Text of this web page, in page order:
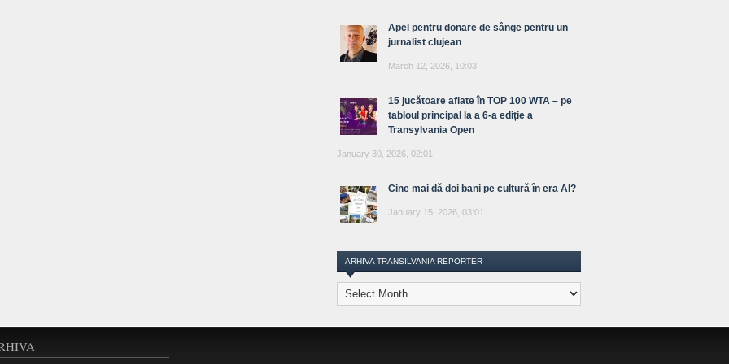
Apel pentru donare de sânge pentru un
jurnalist clujean
March 12, 2026, 10:03
15 jucătoare aflate în TOP 100 WTA – pe
tabloul principal la a 6-a ediție a
Transylvania Open
January 30, 2026, 02:01
Cine mai dă doi bani pe cultură în era AI?
January 15, 2026, 03:01
ARHIVA TRANSILVANIA REPORTER
Arhiva
Transilvania